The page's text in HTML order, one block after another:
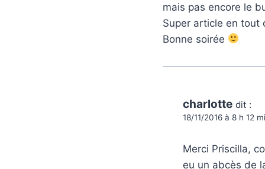
mais pas encore le
Super article en tout
Bonne soirée
charlotte dit :
18/11/2016 à 8 h 12
Merci Priscilla,
eu un abcès de